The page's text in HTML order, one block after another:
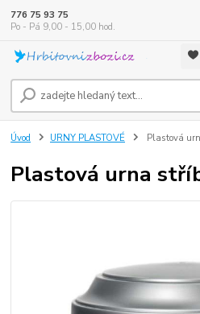
776 75 93 75
Po - Pá 9,00 - 15,00 hod.
Úvod URNY PLASTOVÉ Plastová
Plastová urna